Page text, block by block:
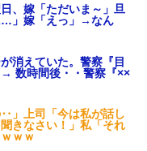
、嫁「ただいま～」旦
…」嫁「えっ」→なん
消えていた。警察『目
数時間後・・警察『××
‥」上司「今は私が話し
きなさい！」私「それ
ｗｗ